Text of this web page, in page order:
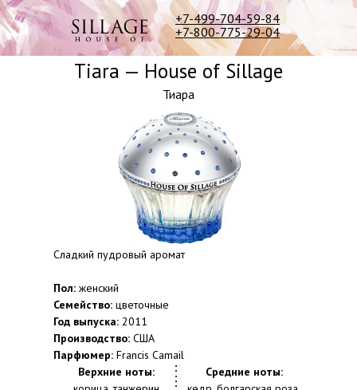
+7-499-704-59-84
+7-800-775-29-04
Tiara — House of Sillage
Тиара
Cладкий пудровый аромат
Пол: женский
Семейство: цветочные
Год выпуска: 2011
Производство: США
Парфюмер: Francis Camail
Верхние ноты:
Средние ноты: